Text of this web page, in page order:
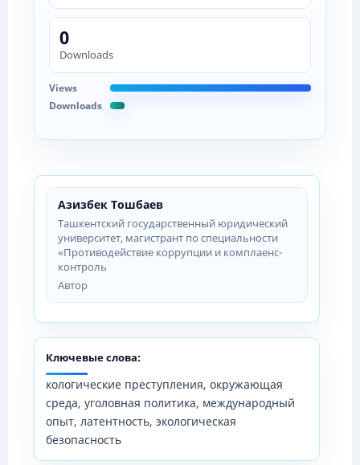
Азизбек Тошбаев
Ташкентский государственный юридический
университет, магистрант по специальности
«Противодействие коррупции и комплаенс-
контроль
Автор
Ключевые слова:
кологические преступления, окружающая
среда, уголовная политика, международный
опыт, латентность, экологическая
безопасность
0
Downloads
Views
Downloads